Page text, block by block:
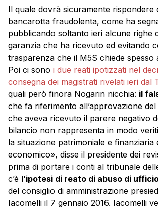
Il quale dovrà sicuramente rispondere
bancarotta fraudolenta, come ha
pubblicando soltanto ieri alcune righe
garanzia che ha ricevuto ed evitando
trasparenza che il M5S chiede spesso
Poi ci sono i due reati ipotizzati nel
consegna dei magistrati rivelati ieri dal
quali però finora Nogarin nicchia: il
che fa riferimento all’approvazione
che aveva ricevuto il parere negativo
bilancio non rappresenta in modo
la situazione patrimoniale e finanziaria
economico», disse il presidente dei
prima di portare i conti al tribunale
c’è l’ipotesi di reato di abuso di
del consiglio di amministrazione
Iacomelli il 7 gennaio 2016. Iacomelli